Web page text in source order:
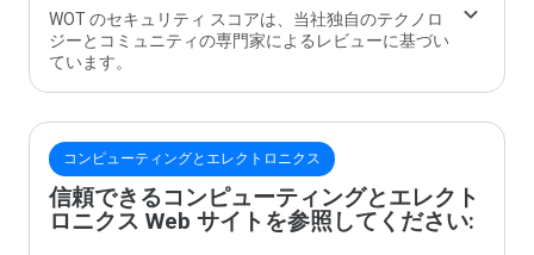
WOT のセキュリティ スコアは、当社独自のテクノロ
ジーとコミュニティの専門家によるレビューに基づい
ています。
コンピューティングとエレクトロニクス
信頼できるコンピューティングとエレクト
ロニクス Web サイトを参照してください: